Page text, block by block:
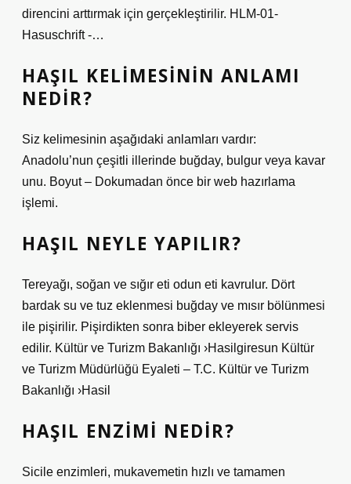
direncini arttırmak için gerçekleştirilir. HLM-01-
Hasuschrift -…
HAŞIL KELIMESININ ANLAMI
NEDIR?
Siz kelimesinin aşağıdaki anlamları vardır:
Anadolu’nun çeşitli illerinde buğday, bulgur veya kavar
unu. Boyut – Dokumadan önce bir web hazırlama
işlemi.
HAŞIL NEYLE YAPILIR?
Tereyağı, soğan ve sığır eti odun eti kavrulur. Dört
bardak su ve tuz eklenmesi buğday ve mısır bölünmesi
ile pişirilir. Pişirdikten sonra biber ekleyerek servis
edilir. Kültür ve Turizm Bakanlığı ›Hasilgiresun Kültür
ve Turizm Müdürlüğü Eyaleti – T.C. Kültür ve Turizm
Bakanlığı ›Hasil
HAŞIL ENZIMI NEDIR?
Sicile enzimleri, mukavemetin hızlı ve tamamen